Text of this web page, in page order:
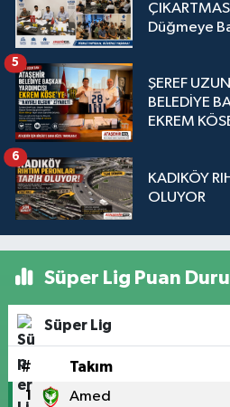
Düğmeye
ŞEREF
BELEDİYE
EKREM
5
KADIKÖY
OLUYOR
6
Süper Lig Puan
Süper Lig
# Takım
1 Amed